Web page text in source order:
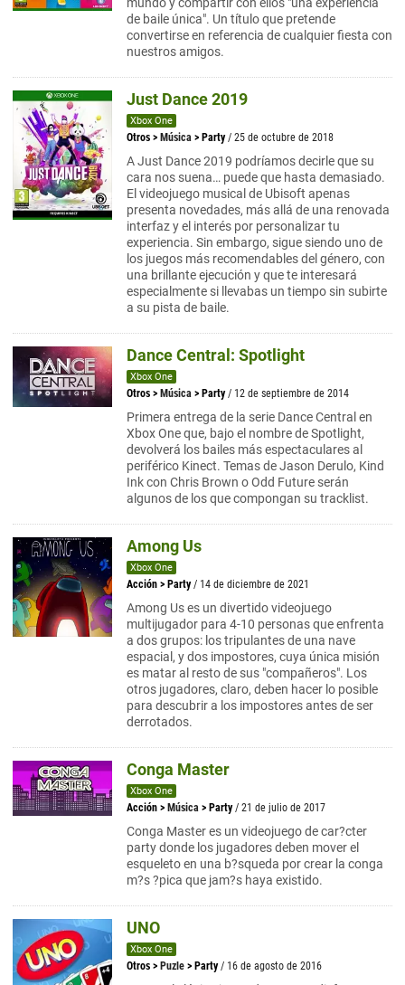
de baile única". Un título que pretende
convertirse en referencia de cualquier fiesta con
nuestros amigos.
Just Dance 2019
Xbox One
Otros > Música > Party / 25 de octubre de 2018
A Just Dance 2019 podríamos decirle que su
cara nos suena… puede que hasta demasiado.
El videojuego musical de Ubisoft apenas
presenta novedades, más allá de una renovada
interfaz y el interés por personalizar tu
experiencia. Sin embargo, sigue siendo uno de
los juegos más recomendables del género, con
una brillante ejecución y que te interesará
especialmente si llevabas un tiempo sin subirte
a su pista de baile.
Dance Central: Spotlight
Xbox One
Otros > Música > Party / 12 de septiembre de 2014
Primera entrega de la serie Dance Central en
Xbox One que, bajo el nombre de Spotlight,
devolverá los bailes más espectaculares al
periférico Kinect. Temas de Jason Derulo, Kind
Ink con Chris Brown o Odd Future serán
algunos de los que compongan su tracklist.
Among Us
Xbox One
Acción > Party / 14 de diciembre de 2021
Among Us es un divertido videojuego
multijugador para 4-10 personas que enfrenta
a dos grupos: los tripulantes de una nave
espacial, y dos impostores, cuya única misión
es matar al resto de sus "compañeros". Los
otros jugadores, claro, deben hacer lo posible
para descubrir a los impostores antes de ser
derrotados.
Conga Master
Xbox One
Acción > Música > Party / 21 de julio de 2017
Conga Master es un videojuego de car?cter
party donde los jugadores deben mover el
esqueleto en una b?squeda por crear la conga
m?s ?pica que jam?s haya existido.
UNO
Xbox One
Otros > Puzle > Party / 16 de agosto de 2016